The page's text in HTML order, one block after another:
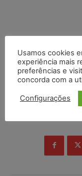
Usamos cookies
experiência mais
preferências e
concorda com a
Configurações